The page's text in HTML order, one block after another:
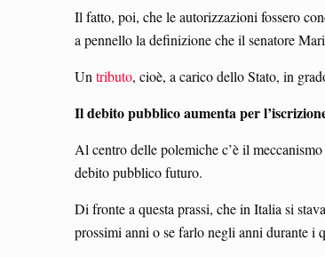
Il fatto, poi, che le autorizzazioni fossero
a pennello la definizione che il senatore
Untributo, cioè, a carico dello Stato, in
Il debito pubblico aumenta per
Al centro delle polemiche c’è il
debito pubblico futuro.
Di fronte a questa prassi, che in Italia si
prossimi anni o se farlo negli anni durante i